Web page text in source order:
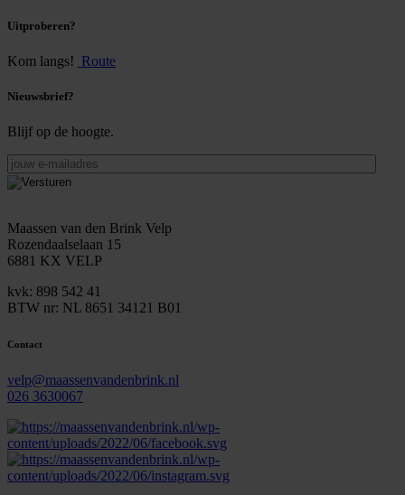
Uitproberen?
Kom langs! Route
Nieuwsbrief?
Blijf op de hoogte.
jouw
e-
mailadres
Maassen van den Brink Velp
Rozendaalselaan 15
6881 KX VELP
kvk: 898 542 41
BTW nr: NL 8651 34121 B01
Contact
velp@maassenvandenbrink.nl
026 3630067